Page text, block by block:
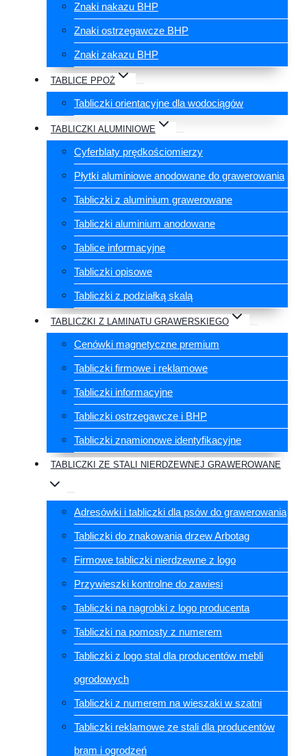
Znaki nakazu BHP
Znaki ostrzegawcze BHP
Znaki zakazu BHP
TABLICE PPOŻ
Tabliczki orientacyjne dla wodociągów
TABLICZKI ALUMINIOWE
Cyferblaty prędkościomierzy
Płytki aluminiowe anodowane do grawerowania
Tabliczki z aluminium grawerowane
Tabliczki aluminium anodowane
Tablice informacyjne
Tabliczki opisowe
Tabliczki z podziałką skalą
TABLICZKI Z LAMINATU GRAWERSKIEGO
Cenówki magnetyczne premium
Tabliczki firmowe i reklamowe
Tabliczki informacyjne
Tabliczki ostrzegawcze i BHP
Tabliczki znamionowe identyfikacyjne
TABLICZKI ZE STALI NIERDZEWNEJ GRAWEROWANE
Adresówki i tabliczki dla psów do grawerowania
Tabliczki do znakowania drzew Arbotag
Firmowe tabliczki nierdzewne z logo
Przywieszki kontrolne do zawiesi
Tabliczki na nagrobki z logo producenta
Tabliczki na pomosty z numerem
Tabliczki z logo stal dla producentów mebli
ogrodowych
Tabliczki z numerem na wieszaki w szatni
Tabliczki reklamowe ze stali dla producentów
bram i ogrodzeń